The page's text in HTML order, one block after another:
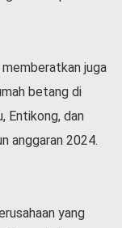
juga
betang di
Entikong, dan
anggaran 2024.
yang